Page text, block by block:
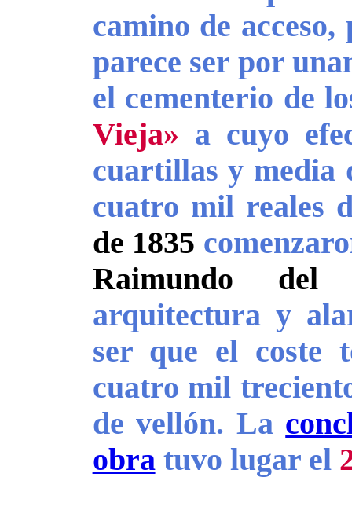
camino de
parece ser por
el cementerio de
Vieja» a cuyo
cuartillas y media
cuatro mil reales
de 1835
Raimundo del
arquitectura y
ser que el coste
cuatro mil
de vellón. La
obratuvo lugar el